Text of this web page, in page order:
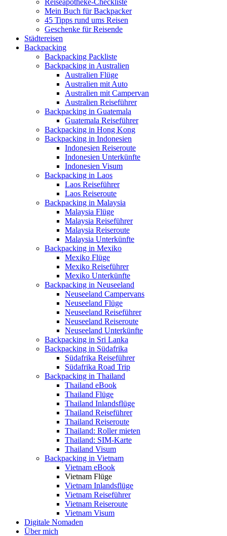
Reiseapotheke-Checkliste
Mein Buch für Backpacker
45 Tipps rund ums Reisen
Geschenke für Reisende
Städtereisen
Backpacking
Backpacking Packliste
Backpacking in Australien
Australien Flüge
Australien mit Auto
Australien mit Campervan
Australien Reiseführer
Backpacking in Guatemala
Guatemala Reiseführer
Backpacking in Hong Kong
Backpacking in Indonesien
Indonesien Reiseroute
Indonesien Unterkünfte
Indonesien Visum
Backpacking in Laos
Laos Reiseführer
Laos Reiseroute
Backpacking in Malaysia
Malaysia Flüge
Malaysia Reiseführer
Malaysia Reiseroute
Malaysia Unterkünfte
Backpacking in Mexiko
Mexiko Flüge
Mexiko Reiseführer
Mexiko Unterkünfte
Backpacking in Neuseeland
Neuseeland Campervans
Neuseeland Flüge
Neuseeland Reiseführer
Neuseeland Reiseroute
Neuseeland Unterkünfte
Backpacking in Sri Lanka
Backpacking in Südafrika
Südafrika Reiseführer
Südafrika Road Trip
Backpacking in Thailand
Thailand eBook
Thailand Flüge
Thailand Inlandsflüge
Thailand Reiseführer
Thailand Reiseroute
Thailand: Roller mieten
Thailand: SIM-Karte
Thailand Visum
Backpacking in Vietnam
Vietnam eBook
Vietnam Flüge
Vietnam Inlandsflüge
Vietnam Reiseführer
Vietnam Reiseroute
Vietnam Visum
Digitale Nomaden
Über mich